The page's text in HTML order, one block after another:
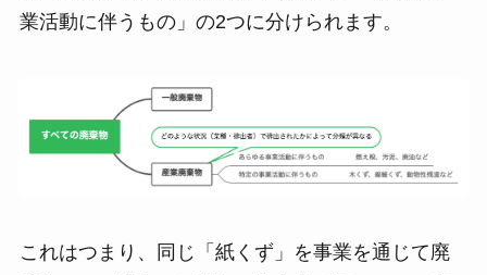
業活動に伴うもの」の2つに分けられます。
これはつまり、同じ「紙くず」を事業を通じて廃